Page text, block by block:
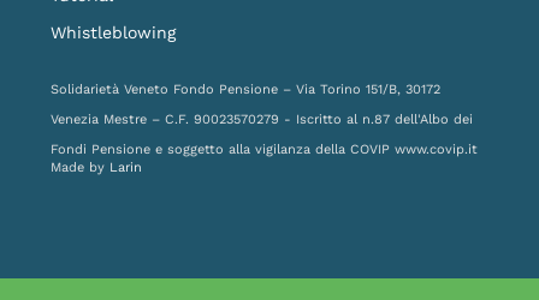
Whistleblowing
Solidarietà Veneto Fondo Pensione – Via Torino 151/B, 30172
Venezia Mestre – C.F. 90023570279 - Iscritto al n.87 dell'Albo dei
Fondi Pensione e soggetto alla vigilanza della COVIP www.covip.it
Made by Larin